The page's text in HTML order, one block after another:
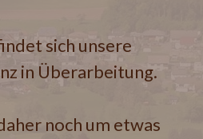
sich unsere
in Überarbeitung.
noch um etwas